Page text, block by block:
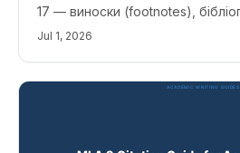
17 — виноски (footnotes),
авторсько-датний формат
Jul 1, 2026